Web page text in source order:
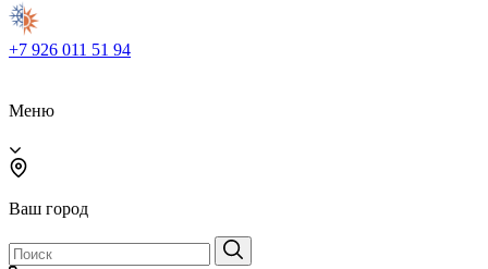
+7 926 011 51 94
Меню
Ваш город